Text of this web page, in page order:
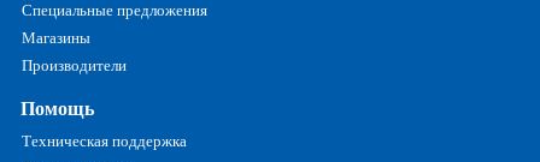
Специальные предложения
Магазины
Производители
Помощь
Техническая поддержка